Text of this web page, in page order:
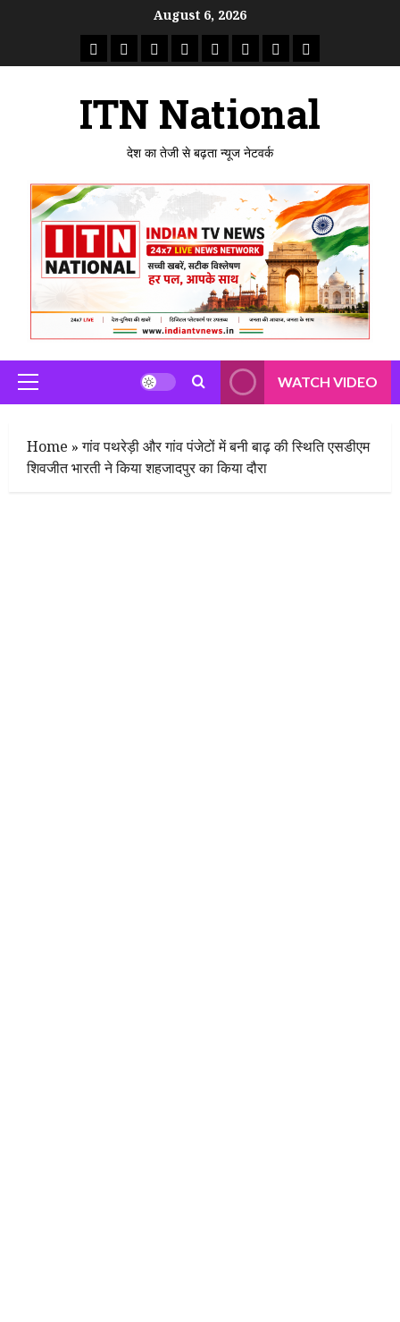
August 6, 2026
राष्ट्रीयताजा
उत्तर
मध्य
राजस्थान
पंजाब गुजरातमहाराष्ट्र
ITN National
देश का तेजी से बढ़ता न्यूज नेटवर्क
Primary
Menu
WATCH VIDEO
Home »गांव पथरेड़ी और गांव पंजेटों में बनी बाढ़ की स्थिति एसडीएम
शिवजीत भारती ने किया शहजादपुर का किया दौरा